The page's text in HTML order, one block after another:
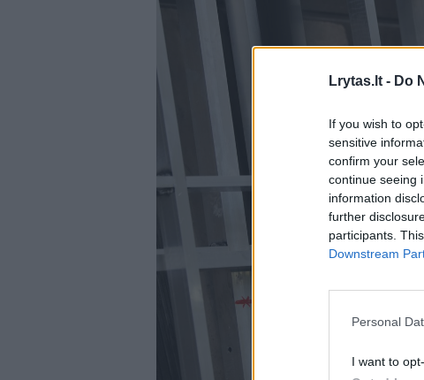
Lrytas.lt - Do
If you wish to
sensitive
confirm your
continue seeing
information
further
participants.
Downstream
Personal
I want to